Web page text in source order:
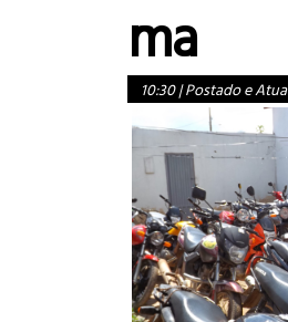
ma
10:30|Postado e